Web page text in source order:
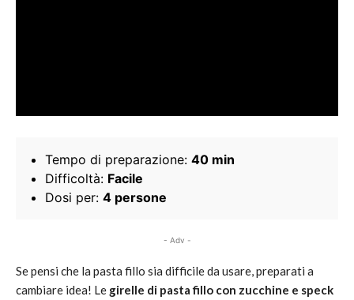
Tempo di preparazione: 40 min
Difficoltà: Facile
Dosi per: 4 persone
- Adv -
Se pensi che la pasta fillo sia difficile da usare, preparati a
cambiare idea! Le girelle di pasta fillo con zucchine e speck